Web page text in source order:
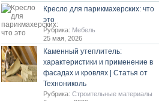
Кресло для парикмахерских: что
это
Рубрика: Мебель
25 мая, 2026
Каменный утеплитель:
характеристики и применение в
фасадах и кровлях | Статья от
Технониколь
Рубрика: Строительные материалы